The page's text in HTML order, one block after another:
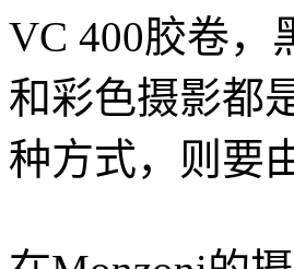
VC 400胶卷，
和彩色摄影都
种方式，则要